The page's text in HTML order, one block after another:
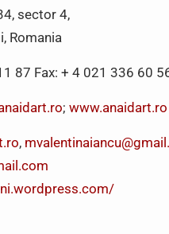
sector 4,
Romania
87 Fax: + 4 021 336 60
; www.anaidart.ro
,